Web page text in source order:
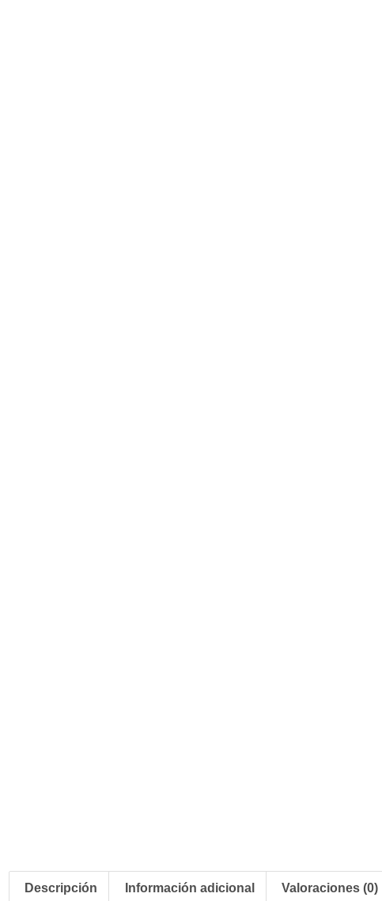
Descripción Información adicional Valoraciones (0)